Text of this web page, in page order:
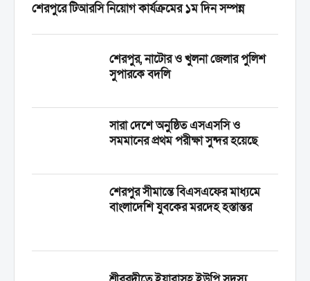
শেরপুরে টিআরসি নিয়োগ কার্যক্রমের ১ম দিন সম্পন্ন
শেরপুর, নাটোর ও খুলনা জেলার পুলিশ
সুপারকে বদলি
সারা দেশে অনুষ্ঠিত এসএসসি ও
সমমানের প্রথম পরীক্ষা সুন্দর হয়েছে
শেরপুর সীমান্তে বিএসএফের মাধ্যমে
বাংলাদেশি যুবকের মরদেহ হস্তান্তর